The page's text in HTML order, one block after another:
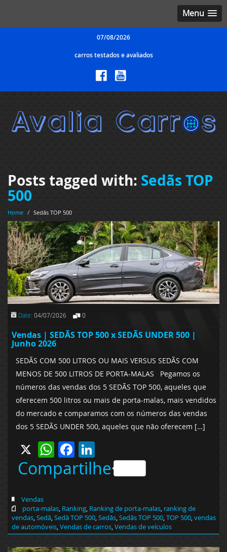
Menu
07/08/2026
carros testados e avaliados
Posts tagged with: Sedãs TOP
500
Home / Sedãs TOP 500
Date: 04/07/2026 0
Vendas | SEDÃS TOP 500 x SEDÃS UNDER 500 |
Junho 2026
SEDÃS COM 500 LITROS OU MAIS VERSUS SEDÃS COM
MENOS DE 500 LITROS DE PORTA-MALAS Pegamos os
números das vendas dos 5 SEDÃS TOP 500, aqueles que
oferecem 500 litros ou mais de porta-malas, mais vendidos
do mercado e comparamos com os números das vendas
dos 5 SEDÃS UNDER 500, aqueles que não oferecem […]
X WhatsApp
Facebook
Compartilhe
Vendas
porta-malas, Ranking, Ranking de porta-malas, ranking de
vendas,Sedã,Sedã TOP 500,Sedãs,Sedãs TOP 500,TOP 500,vendas
de automóveis,Vendas de carros,Vendas de veículos